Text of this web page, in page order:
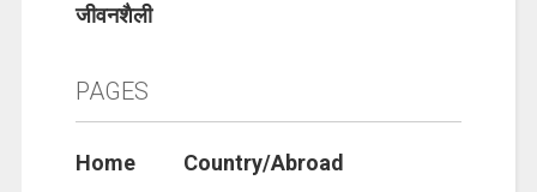
जीवनशैली
PAGES
Home
Country/Abroad